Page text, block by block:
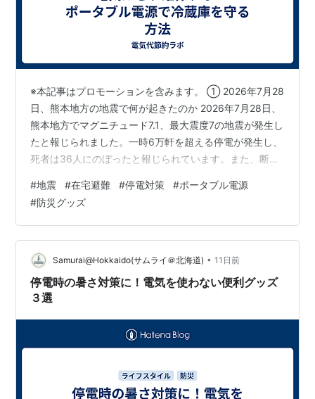
※本記事はプロモーションを含みます。 ① 2026年7月28
日、熊本地方の地震で何が起きたのか 2026年7月28日、
熊本地方でマグニチュード7.1、最大震度7の地震が発生し
たと報じられました。一時6万軒を超える停電が発生し、
死者は36人にのぼったと報じられています。また、断水
種報道。被害の詳細な数値は今後の調査で変わる可能性
があり、あくまで報道時点での情報としてご覧くださ
い)。 大きな地震のたびに話題になるのが、避難所に行か
ず自宅で被災生活を続ける「在宅避難」という選択で
す。当ブログにはすでに「防災用ポータブル電源の選び
方」という記事が…
#地震 #在宅避難 #停電対策 #ポータブル電源
#防災グッズ
Samurai@Hokkaido(サムライ＠北海道) • 11日前
停電時の暑さ対策に！電気を使わない便利グッズ
３選